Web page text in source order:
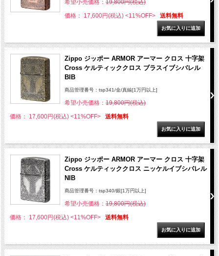
希望小売価格： 19,800円(税込)
価格： 17,600円(税込) <11%OFF> 送料無料
Zippo ジッポー ARMOR アーマー クロス 十字架
Cross ケルティッククロス ブラスイブシバレル
BIB
商品管理番号：tsp341/金/真鍮[1万円以上]
希望小売価格： 19,800円(税込)
価格： 17,600円(税込) <11%OFF> 送料無料
Zippo ジッポー ARMOR アーマー クロス 十字架
Cross ケルティッククロス ニッケルイブシバレル
NIB
商品管理番号：tsp340/銀[1万円以上]
希望小売価格： 19,800円(税込)
価格： 17,600円(税込) <11%OFF> 送料無料